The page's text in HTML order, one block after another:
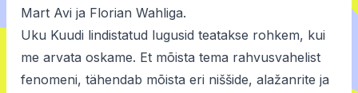
Mart Avi ja Florian Wahliga.
Uku Kuudi lindistatud lugusid teatakse rohkem, kui
me arvata oskame. Et mõista tema rahvusvahelist
fenomeni, tähendab mõista eri niššide, alažanrite ja